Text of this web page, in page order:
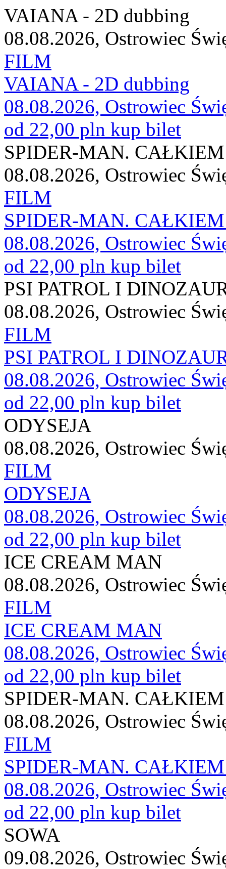
VAIANA - 2D dubbing
08.08.2026, Ostrowiec
FILM
VAIANA - 2D dubbing
08.08.2026, Ostrowiec
od 22,00 pln kup bilet
SPIDER-MAN.
08.08.2026, Ostrowiec
FILM
SPIDER-MAN.
08.08.2026, Ostrowiec
od 22,00 pln kup bilet
PSI PATROL I
08.08.2026, Ostrowiec
FILM
PSI PATROL I
08.08.2026, Ostrowiec
od 22,00 pln kup bilet
ODYSEJA
08.08.2026, Ostrowiec
FILM
ODYSEJA
08.08.2026, Ostrowiec
od 22,00 pln kup bilet
ICE CREAM MAN
08.08.2026, Ostrowiec
FILM
ICE CREAM MAN
08.08.2026, Ostrowiec
od 22,00 pln kup bilet
SPIDER-MAN.
08.08.2026, Ostrowiec
FILM
SPIDER-MAN.
08.08.2026, Ostrowiec
od 22,00 pln kup bilet
SOWA
09.08.2026, Ostrowiec